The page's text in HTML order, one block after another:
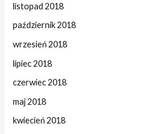
listopad 2018
październik 2018
wrzesień 2018
lipiec 2018
czerwiec 2018
maj 2018
kwiecień 2018